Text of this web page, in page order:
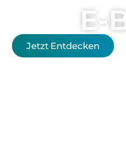
E-
Jetzt Entdecken